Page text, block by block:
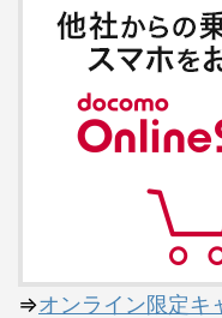
⇒オンライン限定キ